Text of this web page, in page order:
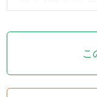
こ